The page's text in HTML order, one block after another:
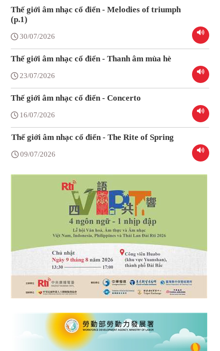
Thế giới âm nhạc cổ điển - Melodies of triumph
(p.1)
30/07/2026
Thế giới âm nhạc cổ điển - Thanh âm mùa hè
23/07/2026
Thế giới âm nhạc cổ điển - Concerto
16/07/2026
Thế giới âm nhạc cổ điển - The Rite of Spring
09/07/2026